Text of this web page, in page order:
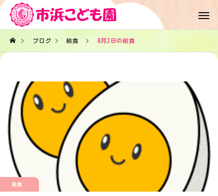
ブログ 給食 8月2日の給食
給食